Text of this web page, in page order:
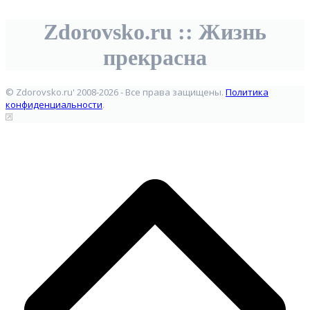
Zdorovsko.ru :: Жизнь
прекрасна
© Zdorovsko.ru' 2008-2026 - Все права защищены. Политика
конфиденциальности.